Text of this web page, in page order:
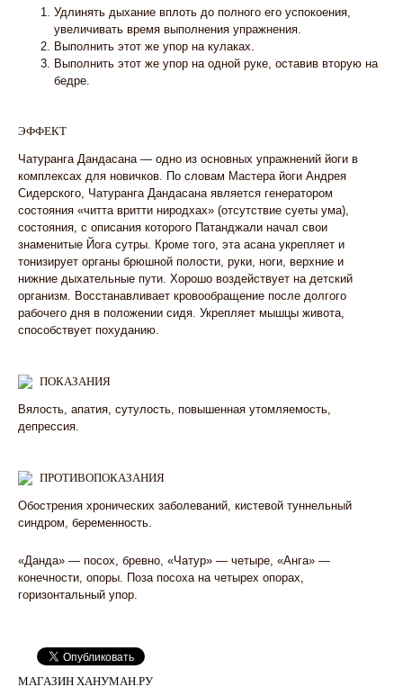
Удлинять дыхание вплоть до полного его успокоения,
увеличивать время выполнения упражнения.
Выполнить этот же упор на кулаках.
Выполнить этот же упор на одной руке, оставив вторую на
бедре.
ЭФФЕКТ
Чатуранга Дандасана — одно из основных упражнений йоги в
комплексах для новичков. По словам Мастера йоги Андрея
Сидерского, Чатуранга Дандасана является генератором
состояния «читта вритти ниродхах» (отсутствие суеты ума),
состояния, с описания которого Патанджали начал свои
знаменитые Йога сутры. Кроме того, эта асана укрепляет и
тонизирует органы брюшной полости, руки, ноги, верхние и
нижние дыхательные пути. Хорошо воздействует на детский
организм. Восстанавливает кровообращение после долгого
рабочего дня в положении сидя. Укрепляет мышцы живота,
способствует похуданию.
ПОКАЗАНИЯ
Вялость, апатия, сутулость, повышенная утомляемость,
депрессия.
ПРОТИВОПОКАЗАНИЯ
Обострения хронических заболеваний, кистевой туннельный
синдром, беременность.
«Данда» — посох, бревно, «Чатур» — четыре, «Анга» —
конечности, опоры. Поза посоха на четырех опорах,
горизонтальный упор.
МАГАЗИН ХАНУМАН.РУ